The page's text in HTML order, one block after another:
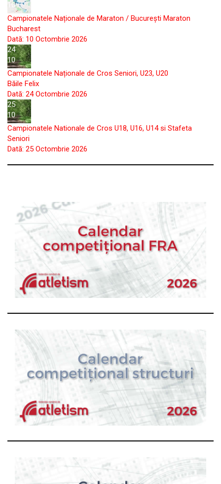
10
Campionatele Naționale de Maraton / București Maraton
Bucharest
Dată: 10 Octombrie 2026
24
10
Campionatele Naționale de Cros Seniori, U23, U20
Băile Felix
Dată: 24 Octombrie 2026
25
10
Campionatele Nationale de Cros U18, U16, U14 si Stafeta
Seniori
Dată: 25 Octombrie 2026